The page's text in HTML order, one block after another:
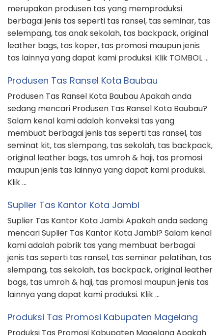
merupakan produsen tas yang memproduksi
berbagai jenis tas seperti tas ransel, tas seminar, tas
selempang, tas anak sekolah, tas backpack, original
leather bags, tas koper, tas promosi maupun jenis
tas lainnya yang dapat kami produksi. Klik TOMBOL …
Produsen Tas Ransel Kota Baubau
Produsen Tas Ransel Kota Baubau Apakah anda
sedang mencari Produsen Tas Ransel Kota Baubau?
Salam kenal kami adalah konveksi tas yang
membuat berbagai jenis tas seperti tas ransel, tas
seminat kit, tas slempang, tas sekolah, tas backpack,
original leather bags, tas umroh & haji, tas promosi
maupun jenis tas lainnya yang dapat kami produksi.
Klik …
Suplier Tas Kantor Kota Jambi
Suplier Tas Kantor Kota Jambi Apakah anda sedang
mencari Suplier Tas Kantor Kota Jambi? Salam kenal
kami adalah pabrik tas yang membuat berbagai
jenis tas seperti tas ransel, tas seminar pelatihan, tas
slempang, tas sekolah, tas backpack, original leather
bags, tas umroh & haji, tas promosi maupun jenis tas
lainnya yang dapat kami produksi. Klik …
Produksi Tas Promosi Kabupaten Magelang